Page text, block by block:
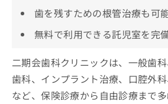
歯を残すための根管治療も可
無料で利用できる託児室を完
二期会歯科クリニックは、一般歯
歯科、インプラント治療、口腔外
など、保険診療から自由診療まで